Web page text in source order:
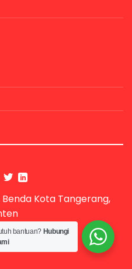
Kota Tangerang,
Themes
bantuan? Hubungi